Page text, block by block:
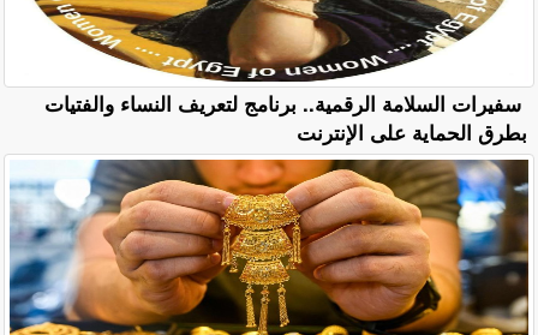
سفيرات السلامة الرقمية.. برنامج لتعريف النساء والفتيات
بطرق الحماية على الإنترنت